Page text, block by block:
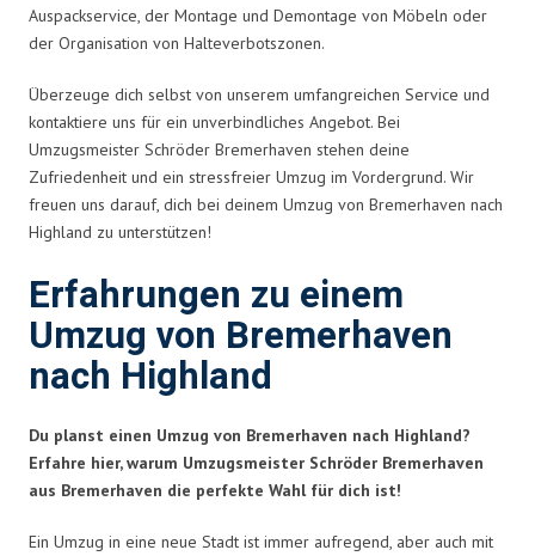
Auspackservice, der Montage und Demontage von Möbeln oder
der Organisation von Halteverbotszonen.
Überzeuge dich selbst von unserem umfangreichen Service und
kontaktiere uns für ein unverbindliches Angebot. Bei
Umzugsmeister Schröder Bremerhaven stehen deine
Zufriedenheit und ein stressfreier Umzug im Vordergrund. Wir
freuen uns darauf, dich bei deinem Umzug von Bremerhaven nach
Highland zu unterstützen!
Erfahrungen zu einem
Umzug von Bremerhaven
nach Highland
Du planst einen Umzug von Bremerhaven nach Highland?
Erfahre hier, warum Umzugsmeister Schröder Bremerhaven
aus Bremerhaven die perfekte Wahl für dich ist!
Ein Umzug in eine neue Stadt ist immer aufregend, aber auch mit